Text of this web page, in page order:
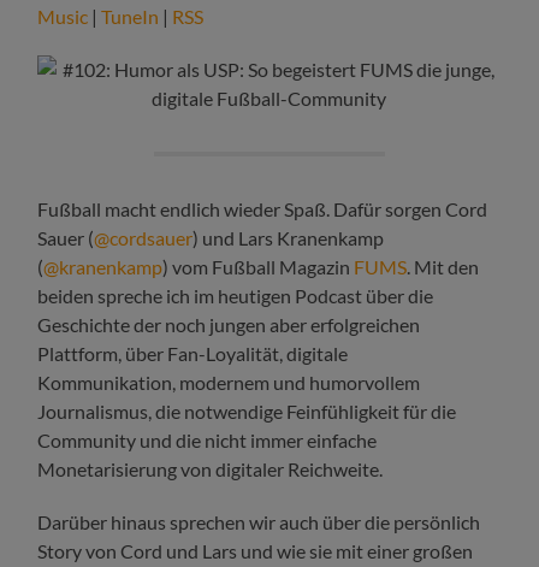
Music |TuneIn | RSS
Fußball macht endlich wieder Spaß. Dafür sorgen Cord
Sauer (@cordsauer) und Lars Kranenkamp
(@kranenkamp) vom Fußball Magazin FUMS. Mit den
beiden spreche ich im heutigen Podcast über die
Geschichte der noch jungen aber erfolgreichen
Plattform, über Fan-Loyalität, digitale
Kommunikation, modernem und humorvollem
Journalismus, die notwendige Feinfühligkeit für die
Community und die nicht immer einfache
Monetarisierung von digitaler Reichweite.
Darüber hinaus sprechen wir auch über die persönlich
Story von Cord und Lars und wie sie mit einer großen